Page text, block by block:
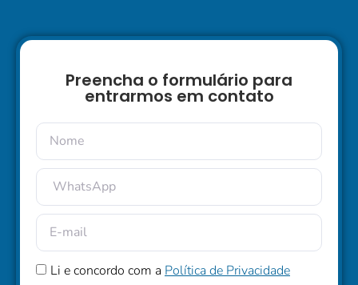
Preencha o formulário para
entrarmos em contato
Li e concordo com a Política de Privacidade